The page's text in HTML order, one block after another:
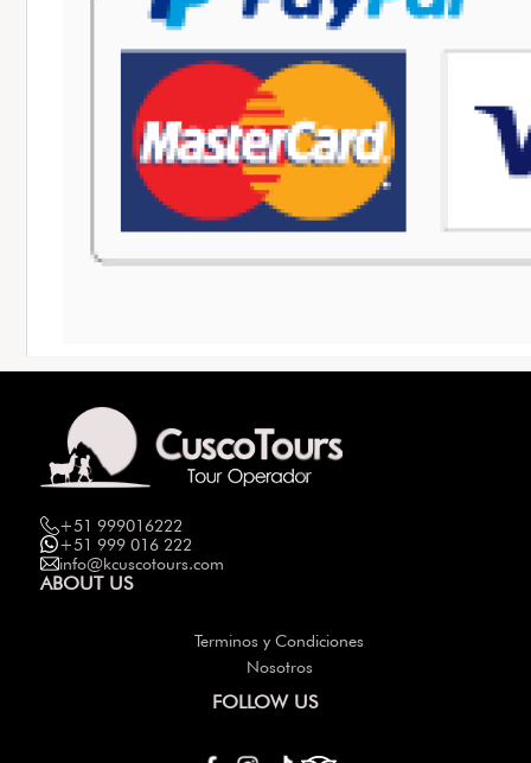
+51 999016222
+51 999 016 222
info@kcuscotours.com
ABOUT US
Terminos y Condiciones
Nosotros
FOLLOW US